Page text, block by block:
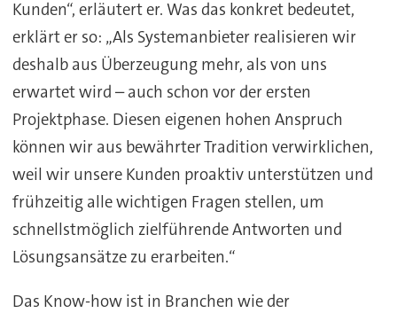
Kunden“, erläutert er. Was das konkret bedeutet,
erklärt er so: „Als Systemanbieter realisieren wir
deshalb aus Überzeugung mehr, als von uns
erwartet wird – auch schon vor der ersten
Projektphase. Diesen eigenen hohen Anspruch
können wir aus bewährter Tradition verwirklichen,
weil wir unsere Kunden proaktiv unterstützen und
frühzeitig alle wichtigen Fragen stellen, um
schnellstmöglich zielführende Antworten und
Lösungsansätze zu erarbeiten.“
Das Know-how ist in Branchen wie der